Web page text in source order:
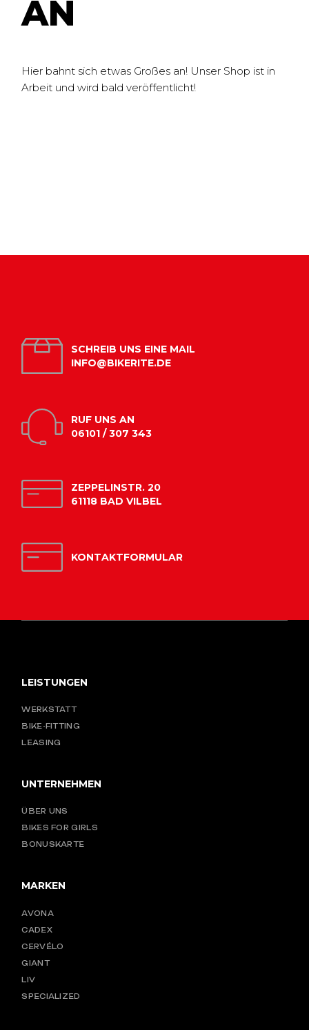
N
Hier bahnt sich etwas Großes an! Unser Shop ist in
Arbeit und wird bald veröffentlicht!
SCHREIB UNS EINE MAIL
INFO@BIKERITE.DE
RUF UNS AN
06101 / 307 343
ZEPPELINSTR. 20
61118 BAD VILBEL
KONTAKTFORMULAR
LEISTUNGEN
WERKSTATT
BIKE-FITTING
LEASING
UNTERNEHMEN
ÜBER UNS
BIKES FOR GIRLS
BONUSKARTE
MARKEN
AVONA
CADEX
CERVÉLO
GIANT
LIV
SPECIALIZED